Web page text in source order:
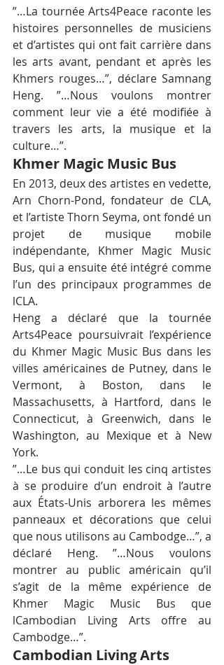
”…La tournée Arts4Peace raconte les
histoires personnelles de musiciens
et d’artistes qui ont fait carrière dans
les arts avant, pendant et après les
Khmers rouges…”, déclare Samnang
Heng. ”…Nous voulons montrer
comment leur vie a été modifiée à
travers les arts, la musique et la
culture…”.
Khmer Magic Music Bus
En 2013, deux des artistes en vedette,
Arn Chorn-Pond, fondateur de CLA,
et l’artiste Thorn Seyma, ont fondé un
projet de musique mobile
indépendante, Khmer Magic Music
Bus, qui a ensuite été intégré comme
l’un des principaux programmes de
lCLA.
Heng a déclaré que la tournée
Arts4Peace poursuivrait l’expérience
du Khmer Magic Music Bus dans les
villes américaines de Putney, dans le
Vermont, à Boston, dans le
Massachusetts, à Hartford, dans le
Connecticut, à Greenwich, dans le
Washington, au Mexique et à New
York.
”…Le bus qui conduit les cinq artistes
à se produire d’un endroit à l’autre
aux États-Unis arborera les mêmes
panneaux et décorations que celui
que nous utilisons au Cambodge…”, a
déclaré Heng. ”…Nous voulons
montrer au public américain qu’il
s’agit de la même expérience de
Khmer Magic Music Bus que
lCambodian Living Arts offre au
Cambodge…”.
Cambodian Living Arts